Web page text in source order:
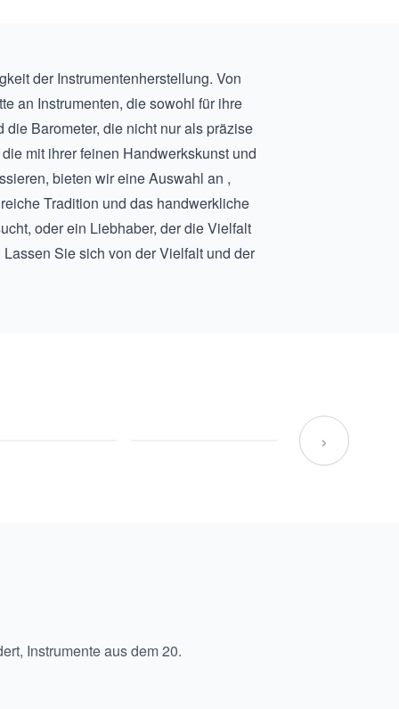
der Instrumentenherstellung. Von
an Instrumenten, die sowohl für ihre
die Barometer, die nicht nur als präzise
die mit ihrer feinen Handwerkskunst und
bieten wir eine Auswahl an ,
Tradition und das handwerkliche
oder ein Liebhaber, der die Vielfalt
Sie sich von der Vielfalt und der
›
, Instrumente aus dem 20.